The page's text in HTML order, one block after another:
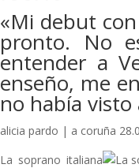
«Mi debut
pronto. No
entender a
enseño, me
no había visto
alicia pardo | a coruña
La soprano italiana